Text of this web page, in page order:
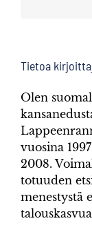
Tietoa
Olen
vuosina
2008.
totuuden
menestystä